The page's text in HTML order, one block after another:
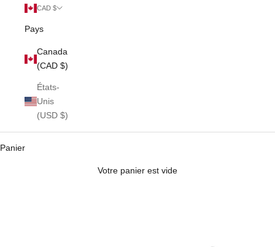
CAD $
Pays
Canada
(CAD $)
États-
Unis
(USD $)
Panier
Votre panier est vide